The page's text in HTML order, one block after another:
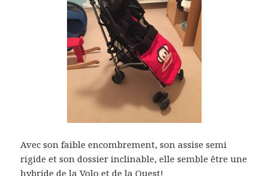
Avec son faible encombrement, son assise semi
rigide et son dossier inclinable, elle semble être une
hybride de la Volo et de la Quest!